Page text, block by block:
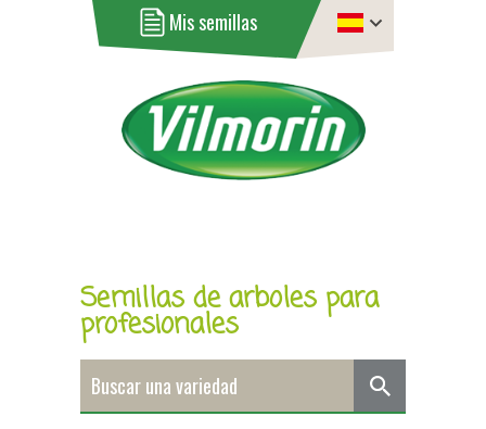
Mis semillas
Semillas de arboles para
profesionales